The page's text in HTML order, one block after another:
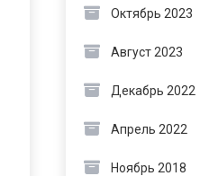
Октябрь 2023
Август 2023
Декабрь 2022
Апрель 2022
Ноябрь 2018